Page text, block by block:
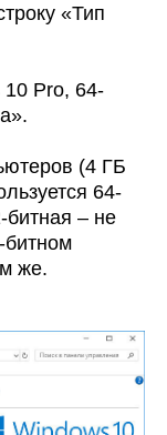
«Тип
Pro, 64-
(4 ГБ
64-
битная – не
битном
же.